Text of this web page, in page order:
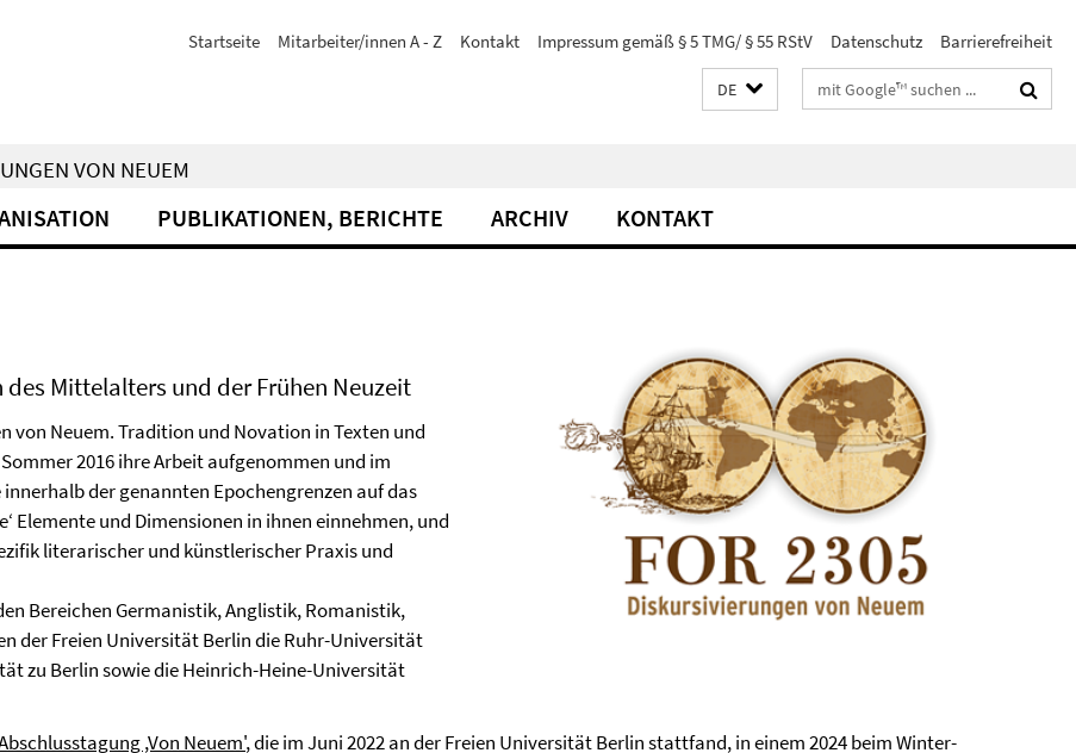
Startseite Mitarbeiter/innen A - Z Kontakt Impressum gemäß § 5 TMG/ § 55 RStV Datenschutz Barrierefreiheit
DE Suchbegriffe
VON NEUEM
PUBLIKATIONEN, BERICHTE ARCHIV KONTAKT
Mittelalters und der Frühen Neuzeit
von Neuem. Tradition und Novation in Texten und
2016 ihre Arbeit aufgenommen und im
der genannten Epochengrenzen auf das
Elemente und Dimensionen in ihnen einnehmen, und
literarischer und künstlerischer Praxis und
Bereichen Germanistik, Anglistik, Romanistik,
der Freien Universität Berlin die Ruhr-Universität
zu Berlin sowie die Heinrich-Heine-Universität
,Von Neuem', die im Juni 2022 an der Freien Universität Berlin stattfand, in einem 2024 beim Winter-